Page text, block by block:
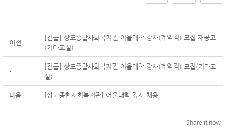
이전
[긴급] 상도종합사회복지관 어울대학 강사(계약직) 모집 재공고
(기타교실)
-
[긴급] 상도종합사회복지관 어울대학 강사(계약직) 모집(기타교
실)
다음 [상도종합사회복지관] 어울대학 강사 채용
Share it now!